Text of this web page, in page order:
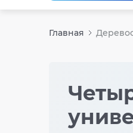
Главная